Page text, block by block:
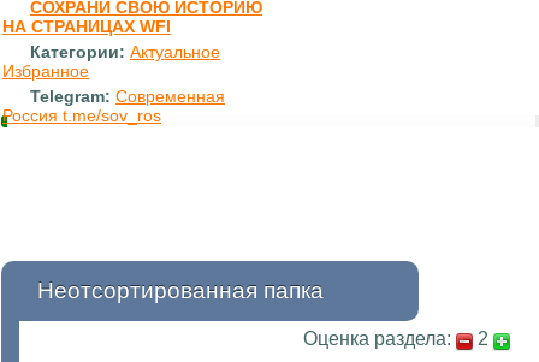
СОХРАНИ СВОЮ ИСТОРИЮ
НА СТРАНИЦАХ WFI
Категории: Актуальное
Избранное
Telegram: Современная
Россия t.me/sov_ros
Неотсортированная папка
Оценка раздела: 2